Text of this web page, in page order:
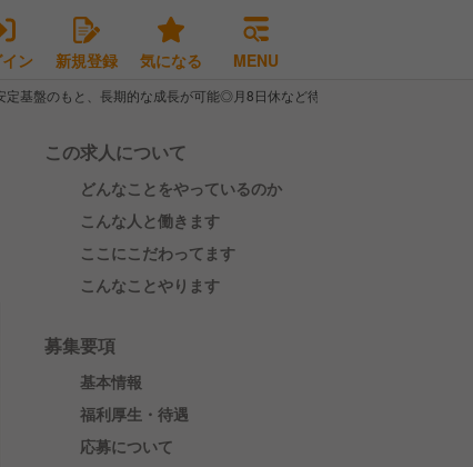
ン 新規登録 気になる MENU
定基盤のもと、長期的な成長が可能◎月8日休など待遇充実！賞与・昇給あり
この求人について
どんなことをやっているのか
こんな人と働きます
ここにこだわってます
こんなことやります
募集要項
基本情報
福利厚生・待遇
応募について